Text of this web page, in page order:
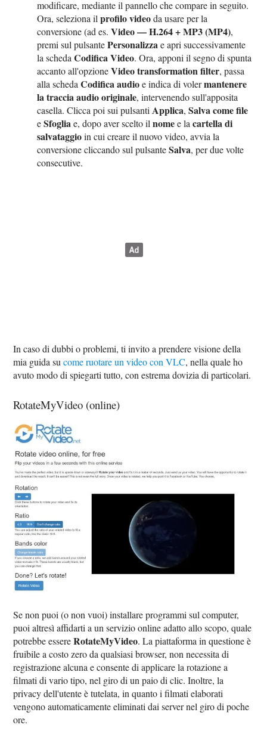
modificare, mediante il pannello che compare in seguito.
Ora, seleziona ilprofilo videoda usare per la
conversione (ad es.Video — H.264 + MP3 (MP4),
premi sul pulsantePersonalizzae apri successivamente
la schedaCodifica Video. Ora, apponi il segno di spunta
accanto all'opzioneVideo transformation filter, passa
alla schedaCodifica audioe indica di volermantenere
la traccia audio originale, intervenendo sull'apposita
casella. Clicca poi sui pulsanti Applica,Salva come file
eSfogliae, dopo aver scelto ilnomee lacartella di
salvataggioin cui creare il nuovo video, avvia la
conversione cliccando sul pulsanteSalva, per due volte
consecutive.
In caso di dubbi o problemi, ti invito a prendere visione della
mia guida sucome ruotare un video con VLC, nella quale ho
avuto modo di spiegarti tutto, con estrema dovizia di particolari.
RotateMyVideo (online)
Se non puoi (o non vuoi) installare programmi sul computer,
puoi altresì affidarti a un servizio online adatto allo scopo, quale
potrebbe essereRotateMyVideo. La piattaforma in questione è
fruibile a costo zero da qualsiasi browser, non necessita di
registrazione alcuna e consente di applicare la rotazione a
filmati di vario tipo, nel giro di un paio di clic. Inoltre, la
privacy dell'utente è tutelata, in quanto i filmati elaborati
vengono automaticamente eliminati dai server nel giro di poche
ore.